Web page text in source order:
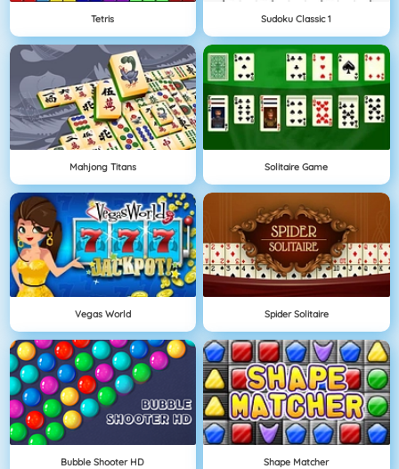
Tetris Sudoku Classic 1
Mahjong Titans Solitaire Game
Vegas World Spider Solitaire
Bubble Shooter HD Shape Matcher